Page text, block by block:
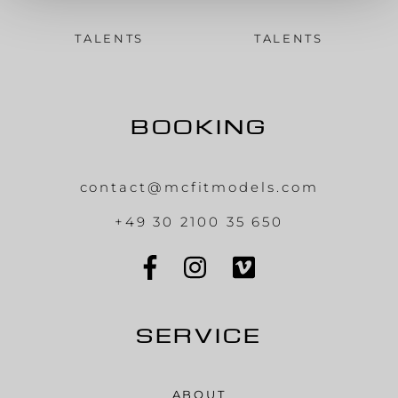
TALENTS TALENTS
BOOKING
contact@mcfitmodels.com
+49 30 2100 35 650
SERVICE
ABOUT